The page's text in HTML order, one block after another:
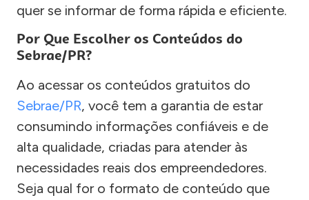
quer se informar de forma rápida e eficiente.
Por Que Escolher os Conteúdos do
Sebrae/PR?
Ao acessar os conteúdos gratuitos do
Sebrae/PR, você tem a garantia de estar
consumindo informações confiáveis e de
alta qualidade, criadas para atender às
necessidades reais dos empreendedores.
Seja qual for o formato de conteúdo que